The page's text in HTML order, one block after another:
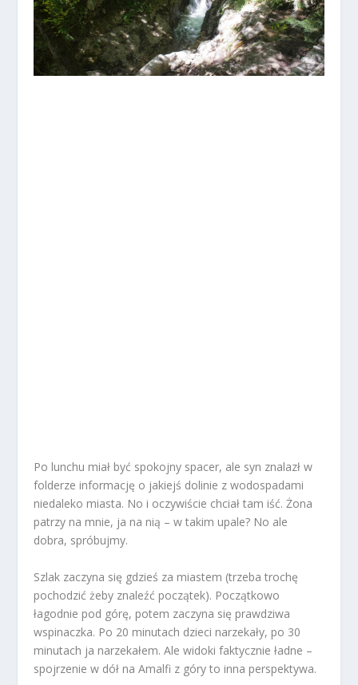
Po lunchu miał być spokojny spacer, ale syn znalazł w
folderze informację o jakiejś dolinie z wodospadami
niedaleko miasta. No i oczywiście chciał tam iść. Żona
patrzy na mnie, ja na nią – w takim upale? No ale
dobra, spróbujmy.
Szlak zaczyna się gdzieś za miastem (trzeba trochę
pochodzić żeby znaleźć początek). Początkowo
łagodnie pod górę, potem zaczyna się prawdziwa
wspinaczka. Po 20 minutach dzieci narzekały, po 30
minutach ja narzekałem. Ale widoki faktycznie ładne –
spojrzenie w dół na Amalfi z góry to inna perspektywa.